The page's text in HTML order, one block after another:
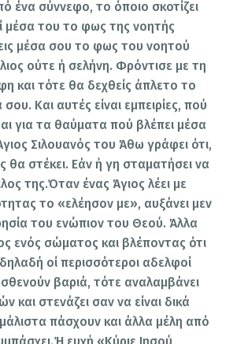
ένα σύννεφο, το όποιο σκοτίζει
μέσα του το φως της νοητής
μέσα σου το φως του νοητού
ούτε ή σελήνη. Φρόντισε με τη
και τότε θα δεχθείς άπλετο το
Και αυτές είναι εμπειρίες, πού
για τα θαύματα πού βλέπει μέσα
Σιλουανός του Άθω γράφει ότι,
στέκει. Εάν ή γη σταματήσει να
της.Όταν ένας Άγιος λέει με
το «ελέησον με», αυξάνει μεν
του ενώπιον του Θεού. Άλλα
ενός σώματος και βλέποντας ότι
οί περισσότεροι αδελφοί
βαριά, τότε αναλαμβάνει
στενάζει σαν να είναι δικά
πάσχουν και άλλα μέλη από
ευχή «Κύριε Ιησού